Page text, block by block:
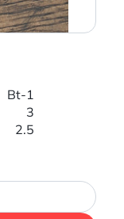
Bt-1
3
2.5